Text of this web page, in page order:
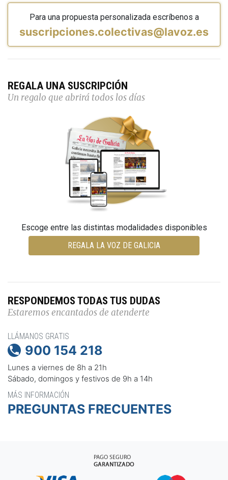
Para una propuesta personalizada escríbenos a
suscripciones.colectivas@lavoz.es
REGALA UNA SUSCRIPCIÓN
Un regalo que abrirá todos los días
Escoge entre las distintas modalidades disponibles
REGALA LA VOZ DE GALICIA
RESPONDEMOS TODAS TUS DUDAS
Estaremos encantados de atenderte
LLÁMANOS GRATIS
 900 154 218
Lunes a viernes de 8h a 21h
Sábado, domingos y festivos de 9h a 14h
MÁS INFORMACIÓN
PREGUNTAS FRECUENTES